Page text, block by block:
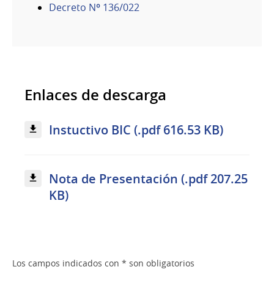
Decreto Nº 136/022
Enlaces de descarga
Instuctivo BIC (.pdf 616.53 KB)
Nota de Presentación (.pdf 207.25
KB)
Los campos indicados con * son obligatorios